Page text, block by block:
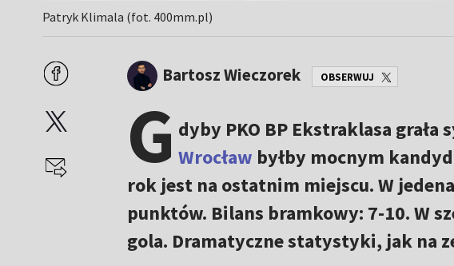
Patryk Klimala (fot. 400mm.pl)
Bartosz Wieczorek OBSERWUJ
G dyby PKO BP Ekstraklasa
Wrocław byłby mocnym
rok jest na ostatnim miejscu. W
punktów. Bilans bramkowy: 7-10. W
gola. Dramatyczne statystyki, jak na